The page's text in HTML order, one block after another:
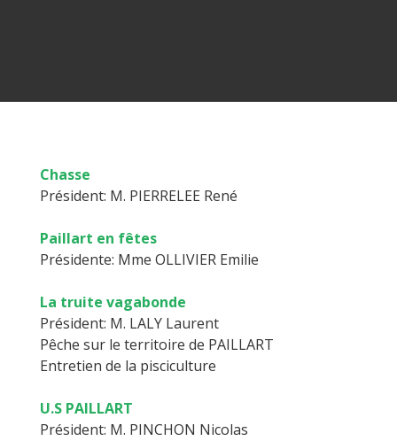
Chasse
Président: M. PIERRELEE René
Paillart en fêtes
Présidente: Mme OLLIVIER Emilie
La truite vagabonde
Président: M. LALY Laurent
Pêche sur le territoire de PAILLART
Entretien de la pisciculture
U.S PAILLART
Président: M. PINCHON Nicolas